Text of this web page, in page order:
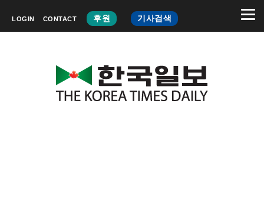
LOGIN CONTACT 후원 기사검색